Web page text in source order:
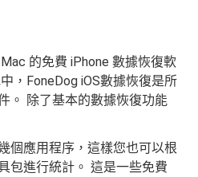
的免費 iPhone 數據恢復軟
，FoneDog iOS數據恢復是所
。 除了基本的數據恢復功能
個應用程序，這樣您也可以根
包進行統計。 這是一些免費